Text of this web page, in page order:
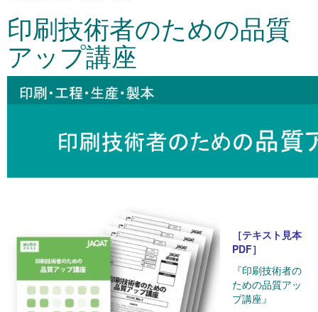
印刷技術者のための品質
アップ講座
［テキスト見本
PDF］
『印刷技術者の
ための品質アッ
プ講座』